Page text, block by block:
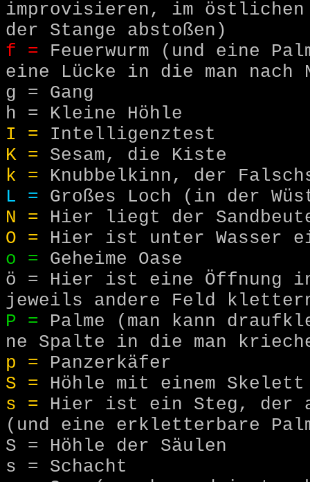
improvisieren, im östlichen
der Stange abstoßen)
f = Feuerwurm (und eine
eine Lücke in die man nach
g = Gang
h = Kleine Höhle
I = Intelligenztest
K = Sesam, die Kiste
k = Knubbelkinn, der
L = Großes Loch (in der
N = Hier liegt der
O = Hier ist unter Wasser
o = Geheime Oase
ö = Hier ist eine Öffnung in
jeweils andere Feld
P = Palme (man kann
ne Spalte in die man
p = Panzerkäfer
S = Höhle mit einem Skelett
s = Hier ist ein Steg, der
(und eine erkletterbare
S = Höhle der Säulen
s = Schacht